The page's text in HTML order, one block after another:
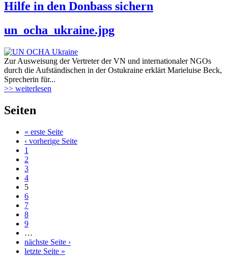
Hilfe in den Donbass sichern
un_ocha_ukraine.jpg
Zur Ausweisung der Vertreter der VN und internationaler NGOs
durch die Aufständischen in der Ostukraine erklärt Marieluise Beck,
Sprecherin für...
>> weiterlesen
Seiten
« erste Seite
‹ vorherige Seite
1
2
3
4
5
6
7
8
9
…
nächste Seite ›
letzte Seite »